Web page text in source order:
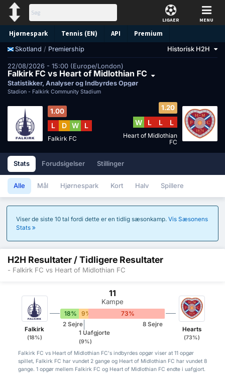
LIGAER MENU
Hjørnespark Tennis (EN) API Premium
Forudsigelse
Skotland / Premiership Historisk H2H
22/08/2026 - 15:00 (Europe/London)
Falkirk FC vs Heart of Midlothian FC
Statistikker, Analyser og Indbyrdes Opgør
Stadion - Falkirk Community Stadium
1.00
L D W L
Falkirk FC
1.20
W L L L
Heart of Midlothian
FC
Stats Forudsigelser Stillinger
Alle Mål Hjørnespark Kort Halv Spillere
Viser de siste 10 tal fordi dette er en tidlig sæsonkamp. Vis Sæsonens
Stats
H2H Resultater / Tidligere Resultater
- Falkirk FC vs Heart of Midlothian FC
Falkirk
(18%)
11
Kampe
18% 9% 73%
2 Sejre
1 Uafgjorte
(9%)
8 Sejre
Hearts
(73%)
Falkirk FC vs Heart of Midlothian FC's indbyrdes opgør viser at 11 opgør
spillet, Falkirk FC har vundet 2 gange og Heart of Midlothian FC har vundet 8
gange. 1 opgør mellem Falkirk FC og Heart of Midlothian FC endte i uafgjort.